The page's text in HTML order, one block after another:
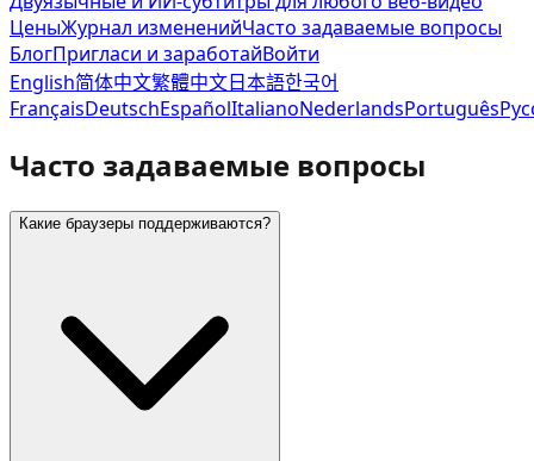
ЦеныЖурнал измененийЧасто задаваемые вопросы
БлогПригласи и заработайВойти
English简体中文繁體中文日本語한국어
FrançaisDeutschEspañolItalianoNederlandsPortuguês
Часто задаваемые вопросы
Какие браузеры поддерживаются?